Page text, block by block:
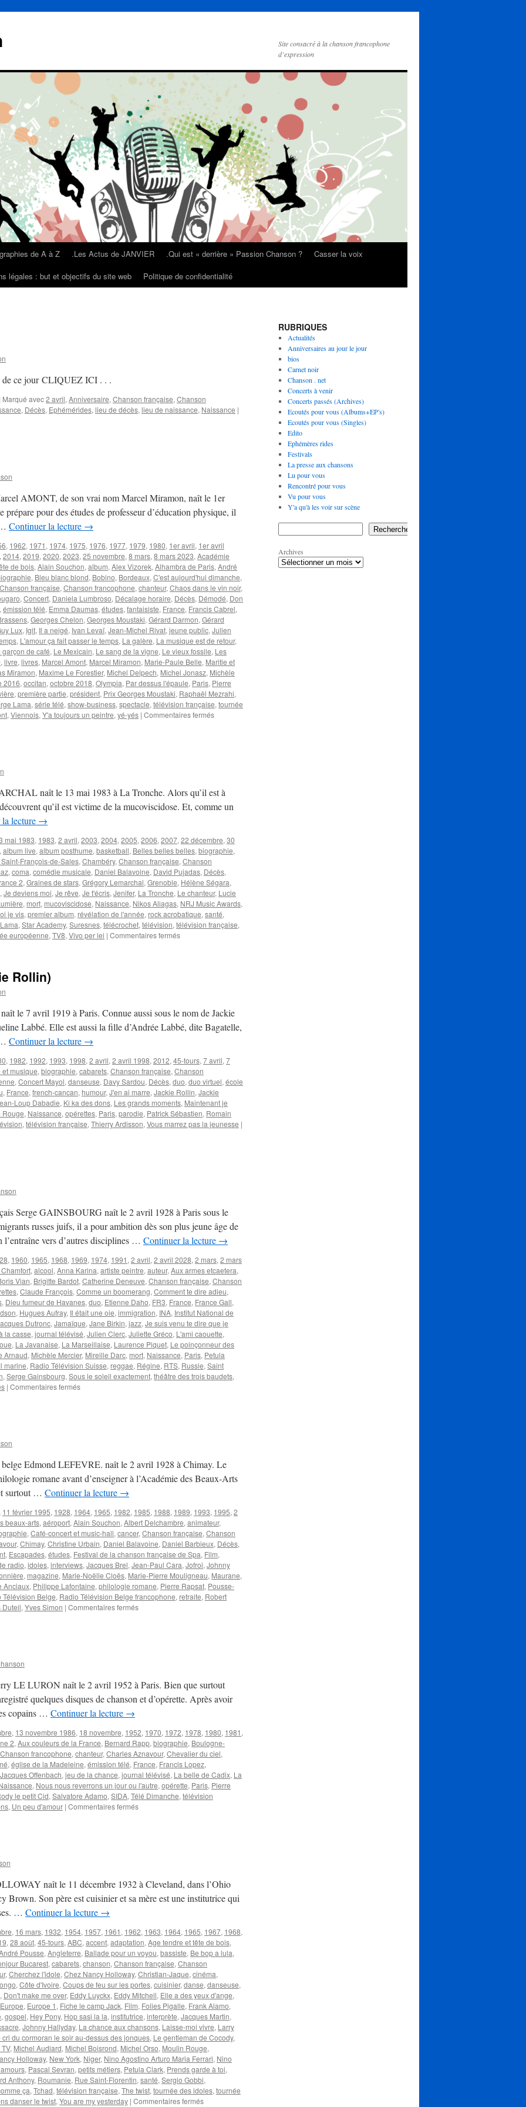
Site consacré à la chanson francophone
d’expression
de A à Z .Les Actus de JANVIER .Qui est « derrière » Passion Chanson ?
Casser la voix
légales : but et objectifs du site web Politique de confidentialité
de ce jour CLIQUEZ ICI . . .
Marqué avec2 avril, Anniversaire, Chanson française, Chanson
, Décès, Ephémérides, lieu de décès, lieu de naissance, Naissance |
AMONT, de son vrai nom Marcel Miramon, naît le 1er
pour des études de professeur d’éducation physique, il
Continuer la lecture →
, 1962, 1971 , 1974, 1975, 1976, 1977, 1979, 1980, 1er avril, 1er avril
, 2014, 2019, 2020, 2023, 25 novembre, 8 mars, 8 mars 2023, Académie
de bois, Alain Souchon, album, Alex Vizorek, Alhambra de Paris, André
, Bleu blanc blond, Bobino, Bordeaux, C'est aujourd'hui dimanche,
Chanson française, Chanson francophone, chanteur, Chaos dans le vin noir,
, Concert, Daniela Lumbroso, Décalage horaire, Décès, Démodé, Don
, émission télé, Emma Daumas, études, fantaisiste, France, Francis Cabrel,
, Georges Chelon, Georges Moustaki, Gérard Darmon, Gérard
Lux, Igit, Il a neigé, Ivan Levaï, Jean-Michel Rivat, jeune public, Julien
, L'amour ça fait passer le temps, La galère, La musique est de retour,
garçon de café, Le Mexicain, Le sang de la vigne, Le vieux fossile, Les
, livre, livres, Marcel Amont, Marcel Miramon, Marie-Paule Belle, Maritie et
Miramon, Maxime Le Forestier, Michel Delpech, Michel Jonasz, Michèle
2016, occitan, octobre 2018, Olympia, Par dessus l'épaule, Paris, Pierre
, première partie, président, Prix Georges Moustaki, Raphaël Mezrahi,
Lama, série télé, show-business, spectacle, télévision française, tournée
, Viennois, Y'a toujours un peintre, yé-yés | Commentaires ferméssur
naît le 13 mai 1983 à La Tronche. Alors qu’il est à
qu’il est victime de la mucoviscidose. Et, comme un
lecture →
mai 1983, 1983, 2 avril, 2003, 2004, 2005, 2006, 2007, 22 décembre, 30
, album live, album posthume, basketball, Belles belles belles, biographie,
François-de-Sales, Chambéry, Chanson française, Chanson
, coma, comédie musicale, Daniel Balavoine, David Pujadas, Décès,
2, Graines de stars, Grégory Lemarchal, Grenoble, Hélène Ségara,
, Je deviens moi, Je rêve, Je t'écris, Jenifer, La Tronche, Le chanteur, Lucie
, mort, mucoviscidose, Naissance, Nikos Aliagas, NRJ Music Awards,
je vis, premier album, révélation de l'année, rock acrobatique, santé,
, Star Academy, Suresnes, télécrochet, télévision, télévision française,
européenne, TV8, Vivo per lei | Commentaires ferméssur
Rollin)
le 7 avril 1919 à Paris. Connue aussi sous le nom de Jackie
Labbé. Elle est aussi la fille d’Andrée Labbé, dite Bagatelle,
Continuer la lecture →
, 1982, 1992, 1993, 1998, 2 avril, 2 avril 1998, 2012, 45-tours, 7 avril, 7
et musique, biographie, cabarets, Chanson française, Chanson
, Concert Mayol, danseuse, Davy Sardou, Décès, duo, duo virtuel, école
, France, french-cancan, humour, J'en ai marre, Jackie Rollin, Jackie
Loup Dabadie, Ki ka des dons, Les grands moments, Maintenant je
Rouge, Naissance, opérettes, Paris, parodie, Patrick Sébastien, Romain
, télévision française, Thierry Ardisson, Vous marrez pas la jeunesse |
Serge GAINSBOURG naît le 2 avril 1928 à Paris sous le
russes juifs, il a pour ambition dès son plus jeune âge de
vers d’autres disciplines … Continuer la lecture →
, 1960, 1965, 1968, 1969, 1974, 1991 , 2 avril, 2 avril 2028, 2 mars, 2 mars
, alcool, Anna Karina, artiste peintre, auteur, Aux armes etcaetera,
Vian, Brigitte Bardot, Catherine Deneuve, Chanson française, Chanson
, Claude François, Comme un boomerang, Comment te dire adieu,
, Dieu fumeur de Havanes, duo, Etienne Daho, FR3, France, France Gall,
, Hugues Aufray, Il était une oie, immigration, INA, Institut National de
Dutronc, Jamaïque, Jane Birkin, jazz, Je suis venu te dire que je
la casse, journal télévisé, Julien Clerc, Juliette Gréco, L'ami caouette,
, La Javanaise, La Marseillaise, Laurence Piquet, Le poinçonneur des
Arnaud, Michèle Mercier, Mireille Darc, mort, Naissance, Paris, Petula
marine, Radio Télévision Suisse, reggae, Régine, RTS, Russie, Saint
, Serge Gainsbourg, Sous le soleil exactement, théâtre des trois baudets,
| Commentaires ferméssur
Edmond LEFEVRE. naît le 2 avril 1928 à Chimay. Le
romane avant d’enseigner à l’Académie des Beaux-Arts
surtout … Continuer la lecture →
11 février 1995, 1928, 1964, 1965, 1982, 1985, 1988, 1989, 1993, 1995, 2
beaux-arts, aéroport, Alain Souchon, Albert Delchambre, animateur,
, Café-concert et music-hall, cancer, Chanson française, Chanson
, Chimay, Christine Urbain, Daniel Balavoine, Daniel Barbieux, Décès,
, Escapades, études, Festival de la chanson française de Spa, Film,
radio, idoles, interviews, Jacques Brel, Jean-Paul Cara, Jofroi, Johnny
, magazine, Marie-Noëlle Cloës, Marie-Pierre Mouligneau, Maurane,
Anciaux, Philippe Lafontaine, philologie romane, Pierre Rapsat, Pousse-
Télévision Belge, Radio Télévision Belge francophone, retraite, Robert
Duteil, Yves Simon | Commentaires ferméssur
LE LURON naît le 2 avril 1952 à Paris. Bien que surtout
quelques disques de chanson et d’opérette. Après avoir
copains … Continuer la lecture →
, 13 novembre 1986, 18 novembre, 1952, 1970, 1972, 1978, 1980, 1981 ,
2, Aux couleurs de la France, Bernard Rapp, biographie, Boulogne-
Chanson francophone, chanteur, Charles Aznavour, Chevalier du ciel,
, église de la Madeleine, émission télé, France, Francis Lopez,
Jacques Offenbach, jeu de la chance, journal télévisé, La belle de Cadix, La
, Nous nous reverrons un jour ou l'autre, opérette, Paris, Pierre
le petit Cid, Salvatore Adamo, SIDA, Télé Dimanche, télévision
, Un peu d'amour | Commentaires ferméssur
naît le 11 décembre 1932 à Cleveland, dans l’Ohio
Brown. Son père est cuisinier et sa mère est une institutrice qui
… Continuer la lecture →
, 16 mars, 1932, 1954, 1957, 1961 , 1962, 1963, 1964, 1965, 1967, 1968,
, 28 août, 45-tours, ABC, accent, adaptation, Age tendre et tête de bois,
Pousse, Angleterre, Ballade pour un voyou, bassiste, Be bop a lula,
Bucarest, cabarets, chanson, Chanson française, Chanson
, Cherchez l'idole, Chez Nancy Holloway, Christian-Jaque, cinéma,
, Côte d'Ivoire, Coups de feu sur les portes, cuisinier, danse, danseuse,
, Don't make me over, Eddy Luyckx, Eddy Mitchell, Elle a des yeux d'ange,
Europe, Europe 1 , Fiche le camp Jack, Film, Folies Pigalle, Frank Alamo,
, gospel, Hey Pony, Hop sasi la la, institutrice, interprète, Jacques Martin,
, Johnny Hallyday, La chance aux chansons, Laisse-moi vivre, Larry
cri du cormoran le soir au-dessus des jonques, Le gentleman de Cocody,
, Michel Audiard, Michel Boisrond, Michel Orso, Moulin Rouge,
Holloway, New York, Niger, Nino Agostino Arturo Maria Ferrari, Nino
, Pascal Sevran, petits métiers, Petula Clark, Prends garde à toi,
Anthony, Roumanie, Rue Saint-Florentin, santé, Sergio Gobbi,
ça, Tchad, télévision française, The twist, tournée des idoles, tournée
danser le twist, You are my yesterday | Commentaires ferméssur
RUBRIQUES
Actualités
Anniversaires au jour le jour
bios
Carnet noir
Chanson . net
Concerts à venir
Concerts passés (Archives)
Ecoutés pour vous (Albums+EP's)
Ecoutés pour vous (Singles)
Edito
Ephémères rides
Festivals
La presse aux chansons
Lu pour vous
Rencontré pour vous
Vu pour vous
Y'a qu'à les voir sur scène
Rechercher
Archives